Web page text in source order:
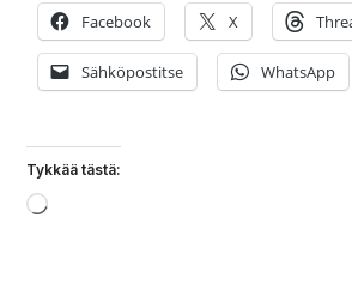
Facebook X
Sähköpostitse WhatsApp
Tykkää tästä:
Loading…